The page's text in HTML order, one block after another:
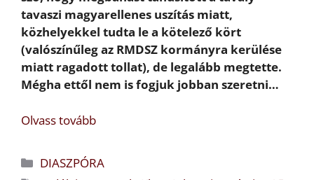
tavaszi magyarellenes uszítás miatt,
közhelyekkel tudta le a kötelező kört
(valószínűleg az RMDSZ kormányra kerülése
miatt ragadott tollat), de legalább megtette.
Mégha ettől nem is fogjuk jobban szeretni…
Olvass tovább
Kategória
DIASZPÓRA